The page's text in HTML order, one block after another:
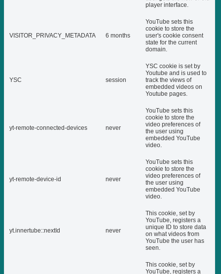
player interface.
VISITOR_PRIVACY_METADATA 6 months
YouTube sets this
cookie to store the
user's cookie consent
state for the current
domain.
YSC session
YSC cookie is set by
Youtube and is used to
track the views of
embedded videos on
Youtube pages.
yt-remote-connected-devices never
YouTube sets this
cookie to store the
video preferences of
the user using
embedded YouTube
video.
yt-remote-device-id never
YouTube sets this
cookie to store the
video preferences of
the user using
embedded YouTube
video.
yt.innertube::nextId never
This cookie, set by
YouTube, registers a
unique ID to store data
on what videos from
YouTube the user has
seen.
This cookie, set by
YouTube, registers a